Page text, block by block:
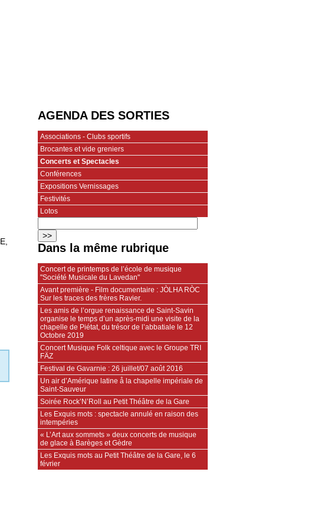
AGENDA DES SORTIES
Associations - Clubs sportifs
Brocantes et vide greniers
Concerts et Spectacles
Conférences
Expositions Vernissages
Festivités
Lotos
Dans la même rubrique
Concert de printemps de l’école de musique
"Société Musicale du Lavedan"
Avant première - Film documentaire : JÒLHA RÒC
Sur les traces des frères Ravier.
Les amis de l’orgue renaissance de Saint-Savin
organise le temps d’un après-midi une visite de la
chapelle de Piétat, du trésor de l’abbatiale le 12
Octobre 2019
Concert Musique Folk celtique avec le Groupe TRI
FÄZ
Festival de Gavarnie : 26 juillet/07 août 2016
Un air d’Amérique latine å la chapelle impériale de
Saint-Sauveur
Soirée Rock’N’Roll au Petit Théâtre de la Gare
Les Exquis mots : spectacle annulé en raison des
intempéries
« L’Art aux sommets » deux concerts de musique
de glace à Barèges et Gèdre
Les Exquis mots au Petit Théâtre de la Gare, le 6
février